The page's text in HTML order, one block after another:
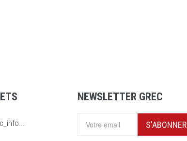
NEWSLETTER GREC
S'ABONNER